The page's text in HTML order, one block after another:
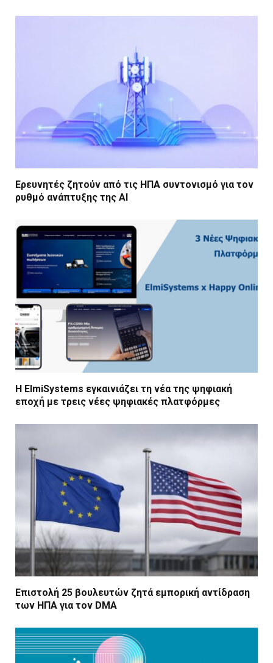
Ερευνητές ζητούν από τις ΗΠΑ συντονισμό για τον
ρυθμό ανάπτυξης της AI
Η ElmiSystems εγκαινιάζει τη νέα της ψηφιακή
εποχή με τρεις νέες ψηφιακές πλατφόρμες
Επιστολή 25 βουλευτών ζητά εμπορική αντίδραση
των ΗΠΑ για τον DMA